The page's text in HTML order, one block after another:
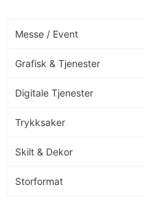
Messe / Event
Grafisk & Tjenester
Digitale Tjenester
Trykksaker
Skilt & Dekor
Storformat